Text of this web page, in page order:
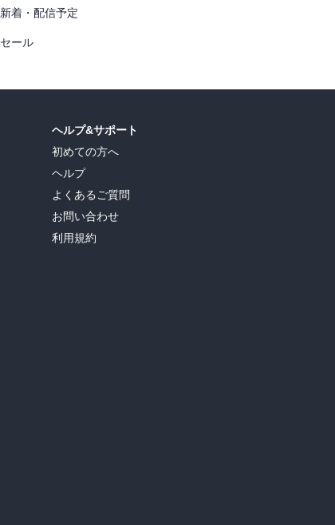
新着・配信予定
セール
ヘルプ&サポート
初めての方へ
ヘルプ
よくあるご質問
お問い合わせ
利用規約